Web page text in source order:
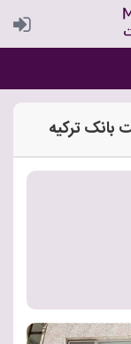
بانک ترکیه